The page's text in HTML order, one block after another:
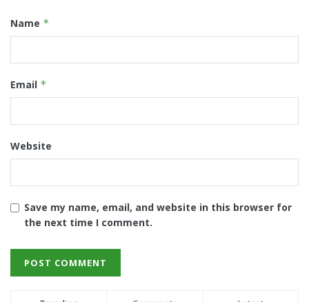
Name *
Email *
Website
Save my name, email, and website in this browser for
the next time I comment.